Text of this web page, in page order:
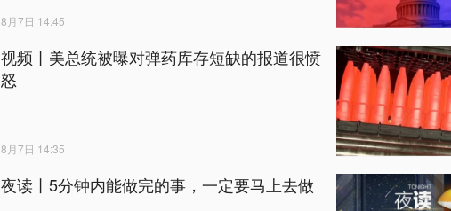
8月7日 14:45
视频丨美总统被曝对弹药库存短缺的报道很愤
怒
8月7日 14:35
夜读丨5分钟内能做完的事，一定要马上去做